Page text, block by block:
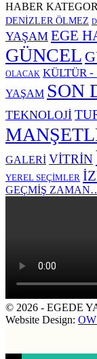
HABER
DENİZLER ÖLMEZ
YAŞAM EGE
GÜNCEL
OLACAK KÜLTÜR -
YAŞAM SON
TEKNOLOJİ
GALERİ VİTRİN
YEREL SEÇİMLER
GEÇMİŞ
© 2026 - EGEDE
Website Design: